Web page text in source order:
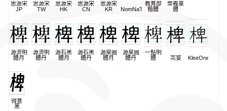
思源宋
JP
思源宋
TW
思源宋
HK
思源宋
CN
思源宋
KR
NomNaTong
教育部
楷體
崇羲篆
體
源流明
體月
源流明
體丹
源石黑
體月
源石黑
體丹
源泉圓
體月
源泉圓
體丹
一點明
體
芫荽 KleeOne
得意
黑